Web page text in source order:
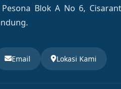
Blok A No 6,
Email Lokasi Kami